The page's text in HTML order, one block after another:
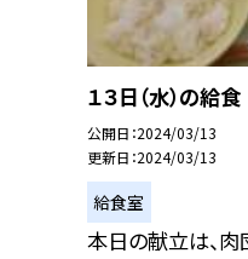
１３日（水）の給食
公開日 2024/03/13
更新日 2024/03/13
給食室
本日の献立は、肉